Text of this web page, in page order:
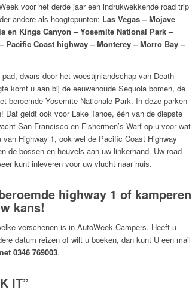
voor het derde jaar een indrukwekkende road trip
andere als hoogtepunten: Las Vegas – Mojave
en Kings Canyon – Yosemite National Park –
Pacific Coast highway – Monterey – Morro Bay –
dwars door het woestijnlandschap van Death
komt u aan bij de eeuwenoude Sequoia bomen, de
beroemde Yosemite Nationale Park. In deze parken
Dat geldt ook voor Lake Tahoe, één van de diepste
San Francisco en Fishermen’s Warf op u voor wat
Highway 1, ook wel de Pacific Coast Highway
de bossen en heuvels aan uw linkerhand. Uw road
kunt inleveren voor uw vlucht naar huis.
highway 1 of kamperen
kans!
verschenen is in AutoWeek Campers. Heeft u
datum reizen of wilt u boeken, dan kunt U een mail
0346 769003.
IT”